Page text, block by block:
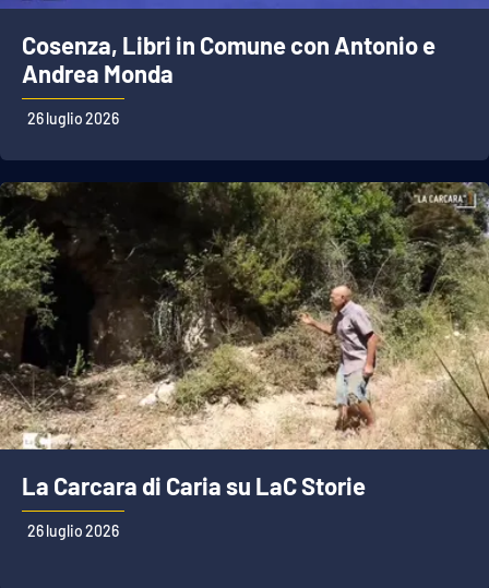
Cosenza, Libri in Comune con Antonio e
Andrea Monda
26 luglio 2026
La Carcara di Caria su LaC Storie
26 luglio 2026